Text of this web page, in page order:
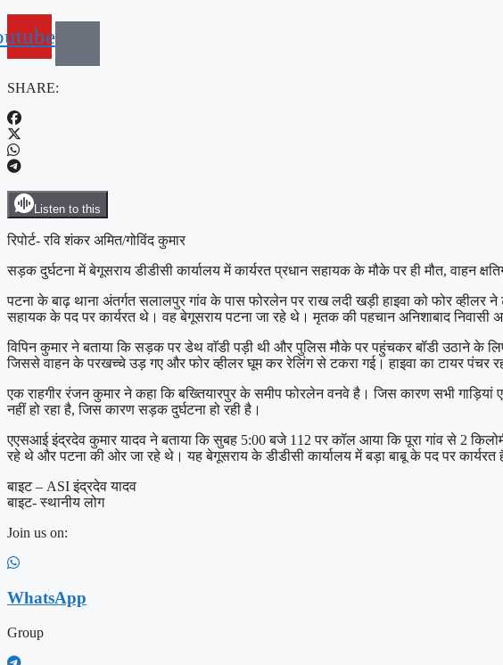
SHARE:
Listen to this
रिपोर्ट- रवि शंकर अमित/गोविंद कुमार
सड़क दुर्घटना में बेगूसराय डीडीसी कार्यालय में कार्यरत प्रधान सहायक के मौके पर ही मौत, वाहन
पटना के बाढ़ थाना अंतर्गत सलालपुर गांव के पास फोरलेन पर राख लदी खड़ी हाइवा को फोर व्हीलर
सहायक के पद पर कार्यरत थे। वह बेगूसराय पटना जा रहे थे। मृतक की पहचान अनिशाबाद निवासी
विपिन कुमार ने बताया कि सड़क पर डेथ वाॅडी पड़ी थी और पुलिस मौके पर पहुंचकर बॉडी उठाने के
जिससे वाहन के परखच्चे उड़ गए और फोर व्हीलर घूम कर रेलिंग से टकरा गई। हाइवा का टायर पंचर
एक राहगीर रंजन कुमार ने कहा कि बख्तियारपुर के समीप फोरलेन वनवे है। जिस कारण सभी
नहीं हो रहा है, जिस कारण सड़क दुर्घटना हो रही है।
एएसआई इंद्रदेव कुमार यादव ने बताया कि सुबह 5:00 बजे 112 पर कॉल आया कि पूरा गांव से 2
रहे थे और पटना की ओर जा रहे थे। यह बेगूसराय के डीडीसी कार्यालय में बड़ा बाबू के पद पर कार्यरत
बाइट – ASI इंद्रदेव यादव
बाइट- स्थानीय लोग
Join us on:
WhatsApp
Group